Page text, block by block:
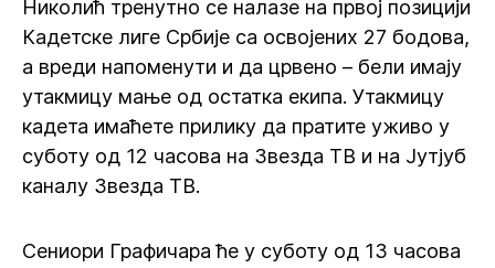
Николић тренутно се налазе на првој позицији
Кадетске лиге Србије са освојених 27 бодова,
а вреди напоменути и да црвено – бели имају
утакмицу мање од остатка екипа. Утакмицу
кадета имаћете прилику да пратите уживо у
суботу од 12 часова на Звезда ТВ и на Јутјуб
каналу Звезда ТВ.
Сениори Графичара ће у суботу од 13 часова